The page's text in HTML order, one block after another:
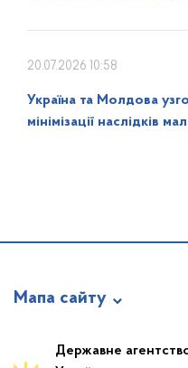
20.07.2026 10:58
Україна та Молдова
мінімізації наслідків
Мапа сайту
Про відомство
Державне